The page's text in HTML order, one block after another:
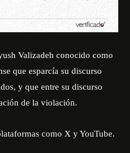
Valizadeh conocido como
que esparcía su discurso
y que entre su discurso
de la violación.
como X y YouTube.